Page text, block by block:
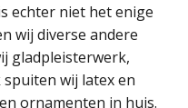
echter niet het enige
wij diverse andere
gladpleisterwerk,
wij latex en
ornamenten in huis.